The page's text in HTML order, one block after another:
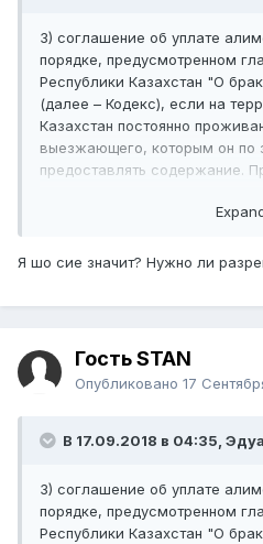
3) соглашение об уплате
порядке, предусмотренном
Республики Казахстан "О
(далее – Кодекс), если на
Казахстан постоянно
выезжающего, которым он по
предоставлять содержание.
об определении размера
алиментов либо
иным способом, либо
для выезда.
Я шо сие значит? Нужно ли
Гость STAN
Опубликовано 17
В 17.09.2018 в 04:35,
3) соглашение об уплате
порядке, предусмотренном
Республики Казахстан "О